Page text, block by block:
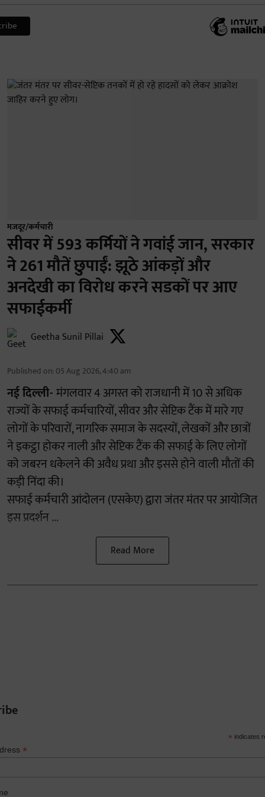
मजदूर/कर्मचारी
सीवर में 593 कर्मियों ने गवांई जान, सरकार
ने 261 मौतें छुपाईं: झूठे आंकड़ों और
अनदेखी का विरोध करने सडकों पर आए
सफाईकर्मी
Geetha Sunil Pillai
Published on: 05 Aug 2026, 4:40 am
नई दिल्ली-मंगलवार 4 अगस्त को राजधानी में 10 से अधिक
राज्यों के सफाई कर्मचारियों, सीवर और सेप्टिक टैंक में मारे गए
लोगों के परिवारों, नागरिक समाज के सदस्यों, लेखकों और छात्रों
ने इकट्ठा होकर नाली और सेप्टिक टैंक की सफाई के लिए लोगों
को जबरन धकेलने की अवैध प्रथा और इससे होने वाली मौतों की
कड़ी निंदा की।
सफाई कर्मचारी आंदोलन (एसकेए) द्वारा जंतर मंतर पर आयोजित
इस प्रदर्शन ...
Read More
* indicates
*